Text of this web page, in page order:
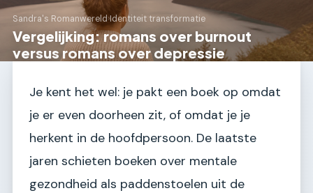
Sandra's Romanwereld›Identiteit transformatie
Vergelijking: romans over burnout
versus romans over depressie
Je kent het wel: je pakt een boek op omdat
je er even doorheen zit, of omdat je je
herkent in de hoofdpersoon. De laatste
jaren schieten boeken over mentale
gezondheid als paddenstoelen uit de